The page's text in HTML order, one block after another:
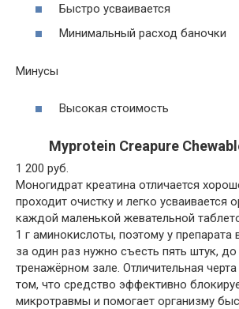
Быстро усваивается
Минимальный расход баночки
Минусы
Высокая стоимость
Myprotein Creapure
1 200 руб.
Моногидрат креатина отличается
проходит очистку и легко усваивается
каждой маленькой жевательной
1 г аминокислоты, поэтому у препарата
за один раз нужно съесть пять штук, до
тренажёрном зале. Отличительная
том, что средство эффективно
микротравмы и помогает организму